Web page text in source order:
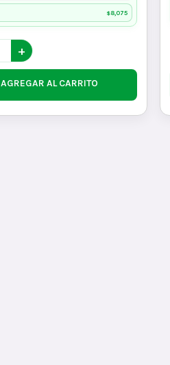
$8,075
+
AGREGAR AL CARRITO